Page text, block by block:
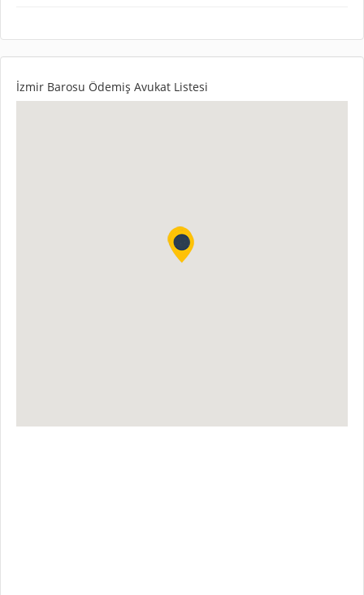
İzmir Barosu Ödemiş Avukat Listesi